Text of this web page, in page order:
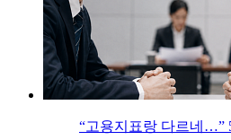
“고용지표랑 다르네…”